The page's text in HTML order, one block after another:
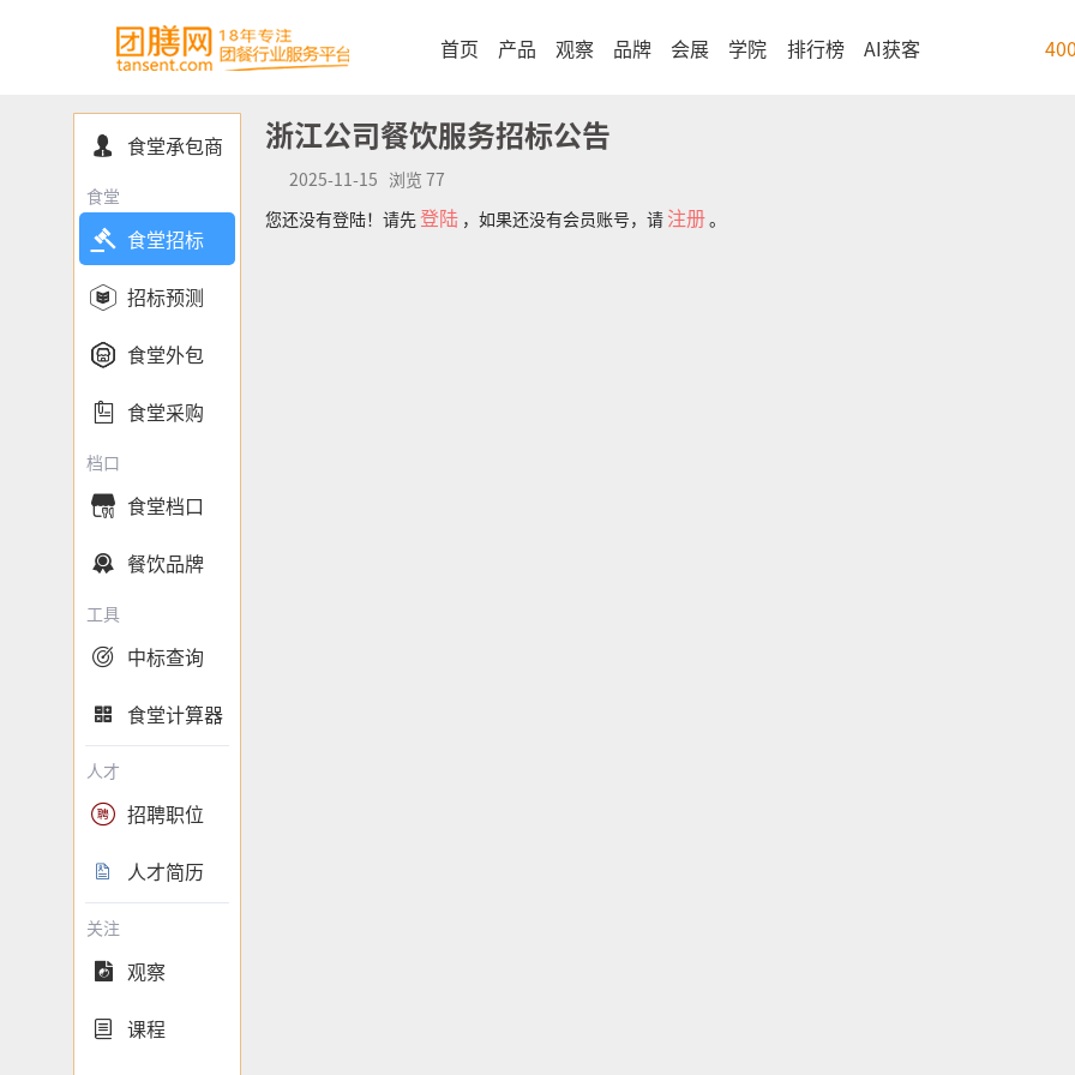
首页 产品 观察 品牌 会展 学院 排行榜 AI获客
 食堂承包商
食堂
 食堂招标
 招标预测
 食堂外包
 食堂采购
档口
 食堂档口
 餐饮品牌
工具
 中标查询
 食堂计算器
人才
 招聘职位
 人才简历
关注
 观察
 课程
浙江公司餐饮服务招标公告
2025-11-15 浏览 77
您还没有登陆！请先 登陆，如果还没有会员账号，请 注册。